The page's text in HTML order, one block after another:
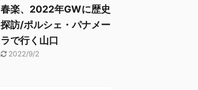
春楽、2022年GWに歴史
探訪/ポルシェ・パナメー
ラで行く山口
2022/9/2